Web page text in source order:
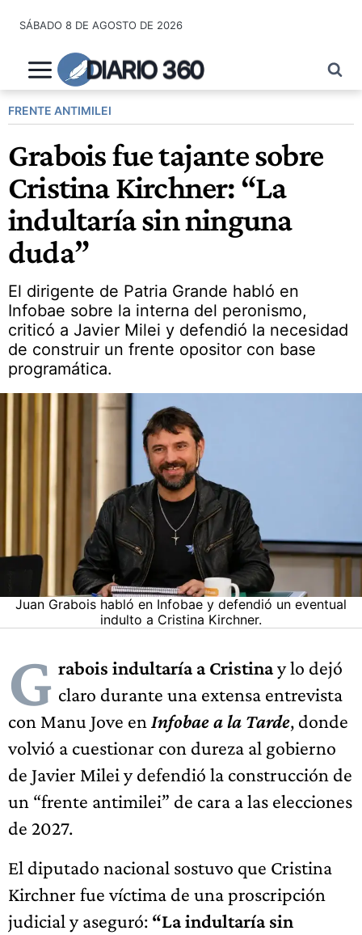
contenido
SÁBADO 8 DE AGOSTO DE 2026
DIARIO 360
FRENTE ANTIMILEI
Grabois fue tajante sobre
Cristina Kirchner: “La
indultaría sin ninguna
duda”
El dirigente de Patria Grande habló en
Infobae sobre la interna del peronismo,
criticó a Javier Milei y defendió la necesidad
de construir un frente opositor con base
programática.
Juan Grabois habló en Infobae y defendió un eventual
indulto a Cristina Kirchner.
G rabois indultaría a Cristinay lo dejó
claro durante una extensa entrevista
con Manu Jove en Infobae a la Tarde, donde
volvió a cuestionar con dureza al gobierno
de Javier Milei y defendió la construcción de
un “frente antimilei” de cara a las elecciones
de 2027.
El diputado nacional sostuvo que Cristina
Kirchner fue víctima de una proscripción
judicial y aseguró: “La indultaría sin